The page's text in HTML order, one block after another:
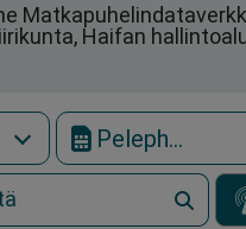
Haifan
Pelephone